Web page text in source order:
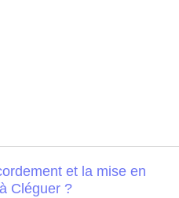
et la mise en
Cléguer ?